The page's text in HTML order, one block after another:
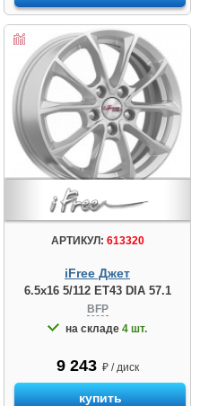
АРТИКУЛ: 613320
iFree Джет
6.5x16 5/112 ET43 DIA 57.1
BFP
на складе 4 шт.
9 243 ₽ / диск
купить